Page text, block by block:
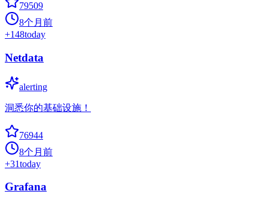
79509
8个月前
+148today
Netdata
alerting
洞悉你的基础设施！
76944
8个月前
+31today
Grafana